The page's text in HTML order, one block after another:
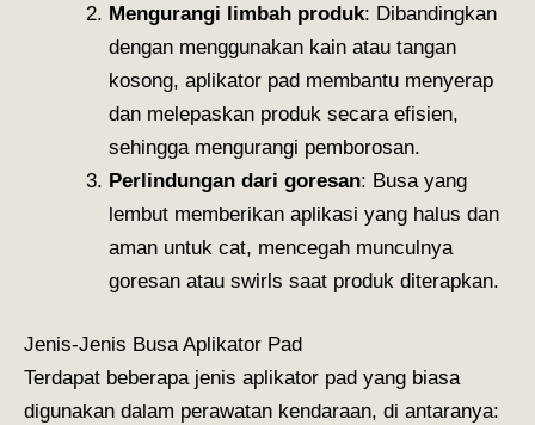
Mengurangi limbah produk: Dibandingkan
dengan menggunakan kain atau tangan
kosong, aplikator pad membantu menyerap
dan melepaskan produk secara efisien,
sehingga mengurangi pemborosan.
Perlindungan dari goresan: Busa yang
lembut memberikan aplikasi yang halus dan
aman untuk cat, mencegah munculnya
goresan atau swirls saat produk diterapkan.
Jenis-Jenis Busa Aplikator Pad
Terdapat beberapa jenis aplikator pad yang biasa
digunakan dalam perawatan kendaraan, di antaranya: